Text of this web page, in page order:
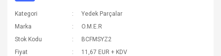
Kategori
Yedek Parçalar
Marka
O.M.E.R
Stok Kodu
BCFMSYZ2
Fiyat
11,67 EUR + KDV